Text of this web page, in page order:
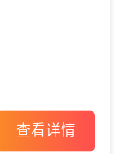
查看详情